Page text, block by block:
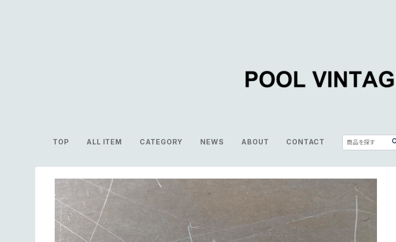
TOP ALL ITEM CATEGORY NEWS ABOUT CONTACT